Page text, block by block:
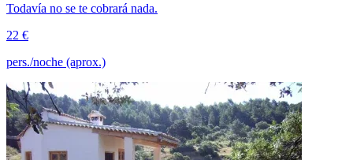
Todavía no se te cobrará nada.
22 €
pers./noche (aprox.)